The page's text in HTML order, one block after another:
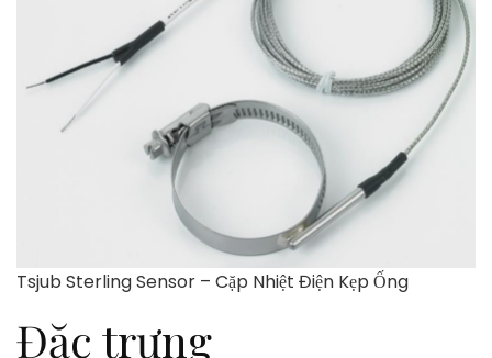
Tsjub Sterling Sensor – Cặp Nhiệt Điện Kẹp Ống
Đặc trưng